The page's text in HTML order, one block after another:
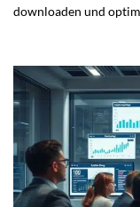
downloaden und